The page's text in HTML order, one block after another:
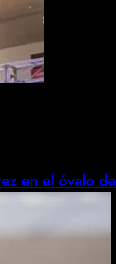
en el óvalo de